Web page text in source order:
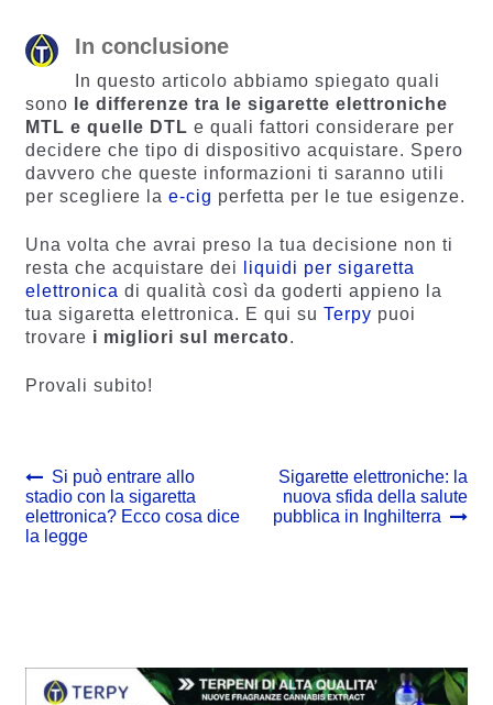
In conclusione
In questo articolo abbiamo spiegato quali
sono
le differenze tra le sigarette elettroniche
MTL e quelle DTL e quali fattori considerare per
decidere che tipo di dispositivo acquistare. Spero
davvero che queste informazioni ti saranno utili
per scegliere la e-cig perfetta per le tue esigenze.
Una volta che avrai preso la tua decisione non ti
resta che acquistare dei
liquidi per sigaretta
elettronica di qualità così da goderti appieno la
tua sigaretta elettronica. E qui su Terpy puoi
trovare i migliori sul mercato.
Provali subito!
Navigazione
articoli
Previous
post:
Si può entrare allo
stadio con la sigaretta
elettronica? Ecco cosa dice
la legge
Next
post:
Sigarette elettroniche: la
nuova sfida della salute
pubblica in Inghilterra